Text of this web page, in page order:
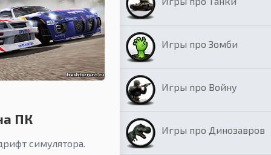
ПК
симулятора.
Игры про Зомби
Игры про Войну
Игры про Динозавров